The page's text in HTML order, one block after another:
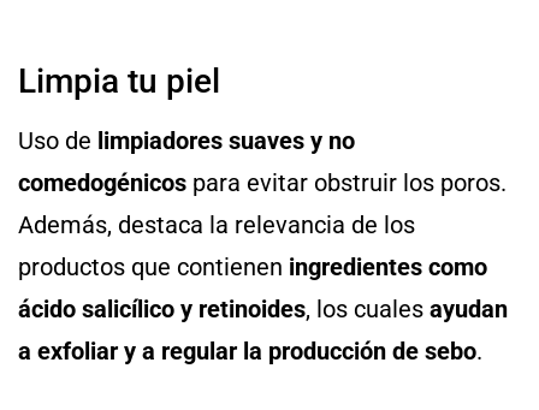
Limpia tu piel
Uso de limpiadores suaves y no
comedogénicos para evitar obstruir los poros.
Además, destaca la relevancia de los
productos que contienen ingredientes como
ácido salicílico y retinoides, los cuales ayudan
a exfoliar y a regular la producción de sebo.